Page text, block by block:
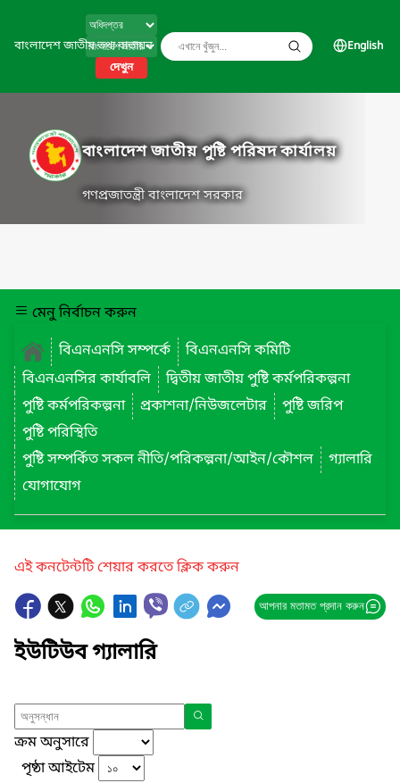
বাংলাদেশ জাতীয় তথ্য বাতায়ন
দেখুন
English
বাংলাদেশ জাতীয় পুষ্টি পরিষদ কার্যালয়
গণপ্রজাতন্ত্রী বাংলাদেশ সরকার
মেনু নির্বাচন করুন
বিএনএনসি সম্পর্কে
বিএনএনসি কমিটি
বিএনএনসির কার্যাবলি
দ্বিতীয় জাতীয় পুষ্টি কর্মপরিকল্পনা
পুষ্টি কর্মপরিকল্পনা
প্রকাশনা/নিউজলেটার
পুষ্টি জরিপ
পুষ্টি পরিস্থিতি
পুষ্টি সম্পর্কিত সকল নীতি/পরিকল্পনা/আইন/কৌশল
গ্যালারি
যোগাযোগ
এই কনটেন্টটি শেয়ার করতে ক্লিক করুন
আপনার মতামত প্রদান করুন
ইউটিউব গ্যালারি
ক্রম অনুসারে
পৃষ্ঠা আইটেম